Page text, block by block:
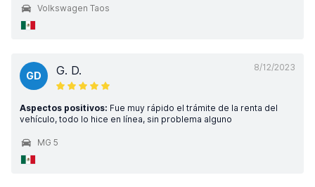
Volkswagen Taos
8/12/2023
GD G. D.
Aspectos positivos: Fue muy rápido el trámite de la renta del
vehículo, todo lo hice en línea, sin problema alguno
MG 5